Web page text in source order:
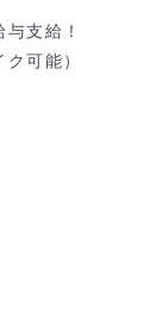
支給！
可能）